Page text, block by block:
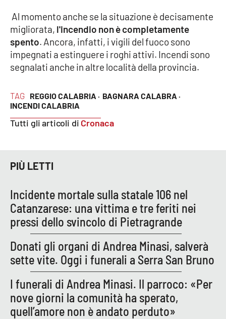
Sport
RUBRICHE
Good Morning Vietnam
Parchi Marini Calabria
Imprese Di Calabria
Le perfidie di Antonella Grippo
Venti di comunicazione
STREAMING
LaC TV
LaC Network
TAG REGGIO CALABRIA · BAGNARA CALABRA ·
INCENDI CALABRIA
Tutti gli articoli di Cronaca
Al momento anche se la situazione è decisamente
migliorata, l'incendio non è completamente
spento. Ancora, infatti, i vigili del fuoco sono
impegnati a estinguere i roghi attivi. Incendi sono
segnalati anche in altre località della provincia.
PIÙ LETTI
Incidente mortale sulla statale 106 nel
Catanzarese: una vittima e tre feriti nei
pressi dello svincolo di Pietragrande
Donati gli organi di Andrea Minasi, salverà
sette vite. Oggi i funerali a Serra San Bruno
I funerali di Andrea Minasi. Il parroco: «Per
nove giorni la comunità ha sperato,
quell’amore non è andato perduto»